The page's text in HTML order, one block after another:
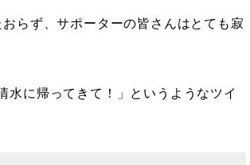
らず、サポーターの皆さんはとても寂
水に帰ってきて！」というようなツイ